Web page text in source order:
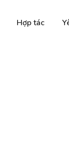
Hợp tác